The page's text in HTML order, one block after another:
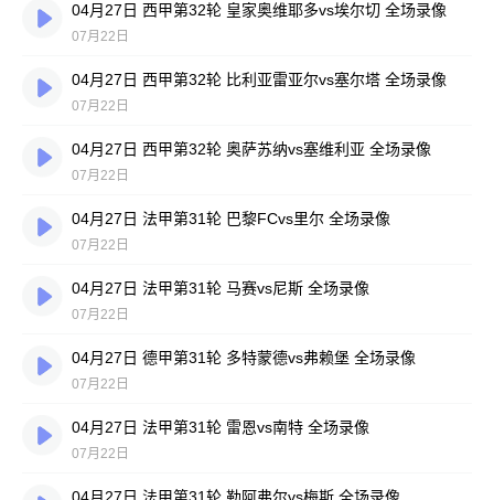
04月27日 西甲第32轮 皇家奥维耶多vs埃尔切 全场录像
07月22日
04月27日 西甲第32轮 比利亚雷亚尔vs塞尔塔 全场录像
07月22日
04月27日 西甲第32轮 奥萨苏纳vs塞维利亚 全场录像
07月22日
04月27日 法甲第31轮 巴黎FCvs里尔 全场录像
07月22日
04月27日 法甲第31轮 马赛vs尼斯 全场录像
07月22日
04月27日 德甲第31轮 多特蒙德vs弗赖堡 全场录像
07月22日
04月27日 法甲第31轮 雷恩vs南特 全场录像
07月22日